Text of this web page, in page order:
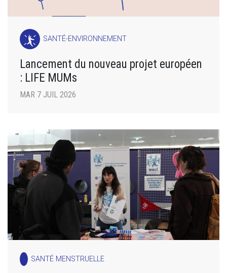
SANTÉ-ENVIRONNEMENT
Lancement du nouveau projet européen
: LIFE MUMs
MAR 7 JUIL 2026
SANTÉ MENSTRUELLE